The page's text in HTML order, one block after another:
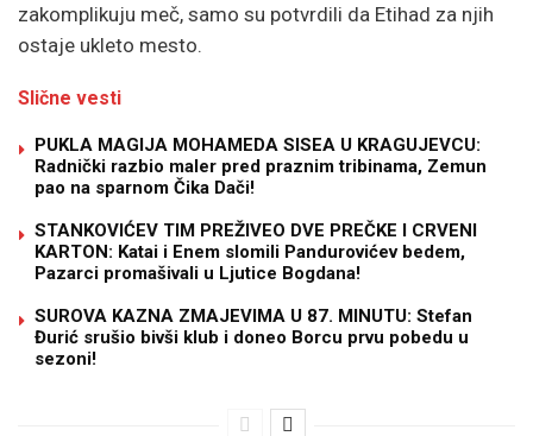
zakomplikuju meč, samo su potvrdili da Etihad za njih
ostaje ukleto mesto.
Slične vesti
PUKLA MAGIJA MOHAMEDA SISEA U KRAGUJEVCU:
Radnički razbio maler pred praznim tribinama, Zemun
pao na sparnom Čika Dači!
STANKOVIĆEV TIM PREŽIVEO DVE PREČKE I CRVENI
KARTON: Katai i Enem slomili Pandurovićev bedem,
Pazarci promašivali u Ljutice Bogdana!
SUROVA KAZNA ZMAJEVIMA U 87. MINUTU: Stefan
Đurić srušio bivši klub i doneo Borcu prvu pobedu u
sezoni!